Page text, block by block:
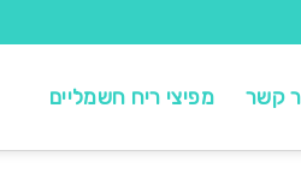
קשר מפיצי ריח חשמליים